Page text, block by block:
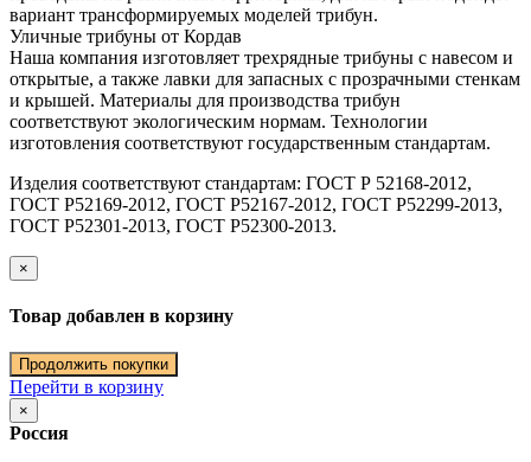
вариант трансформируемых моделей трибун.
Уличные трибуны от Кордав
Наша компания изготовляет трехрядные трибуны с навесом и
открытые, а также лавки для запасных с прозрачными стенкам
и крышей. Материалы для производства трибун
соответствуют экологическим нормам. Технологии
изготовления соответствуют государственным стандартам.
Изделия соответствуют стандартам: ГОСТ Р 52168-2012,
ГОСТ Р52169-2012, ГОСТ Р52167-2012, ГОСТ Р52299-2013,
ГОСТ Р52301-2013, ГОСТ Р52300-2013.
×
Товар добавлен в корзину
Продолжить покупки
Перейти в корзину
×
Россия